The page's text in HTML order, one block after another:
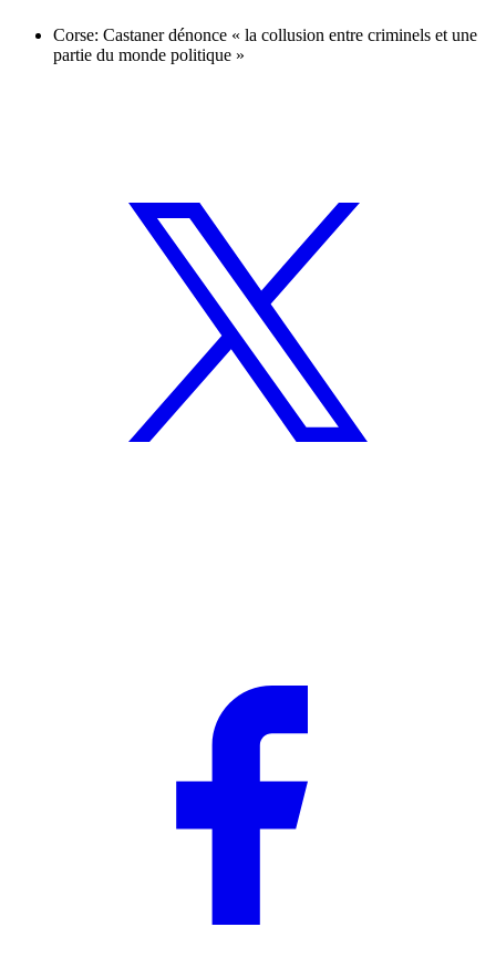
Corse: Castaner dénonce « la collusion entre criminels et une
partie du monde politique »